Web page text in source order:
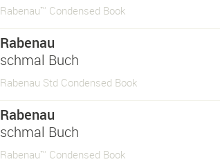
Rabenau™ Condensed Book
Rabenau
schmal Buch
Rabenau Std Condensed Book
Rabenau
schmal Buch
Rabenau™ Condensed Book